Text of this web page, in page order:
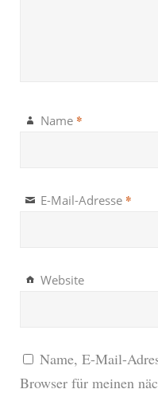
Name *
E-Mail-Adresse *
Website
Name, E-Mail-
Browser für meinen